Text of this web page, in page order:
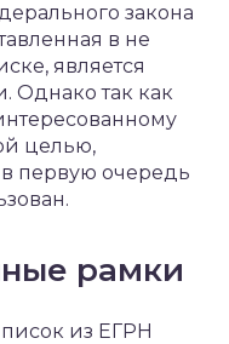
закона
в не
является
Однако так как
целью,
первую очередь
рамки
из ЕГРН